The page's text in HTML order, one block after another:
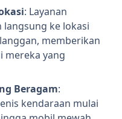
: Layanan
ke lokasi
memberikan
mereka yang
Beragam:
kendaraan mulai